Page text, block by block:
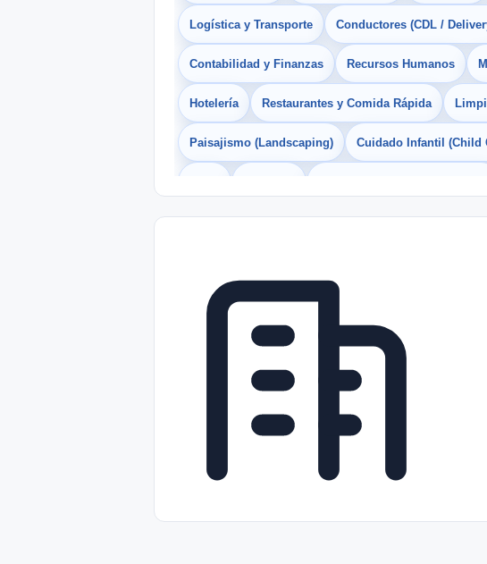
Logística y Transporte Conductores (CDL /
Contabilidad y Finanzas Recursos Humanos
Hotelería Restaurantes y Comida Rápida
Paisajismo (Landscaping) Cuidado Infantil (Child
Freelance Prácticas (Internships) Empleos
Telecomunicaciones